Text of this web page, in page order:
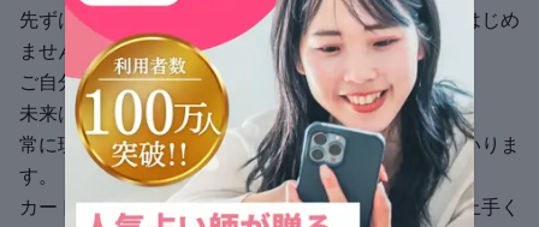
先ずは、貴方様の現状をしっかりと把握する事からはじめ
ませんか？
ご自分を知る事が開運の第一歩です。
未来は固定されているものではございません。
常に現状からの影響を受けて、少しづつ変化してまいりま
す。
カードからのメッセージや、貴方様だけの星回りを上手く